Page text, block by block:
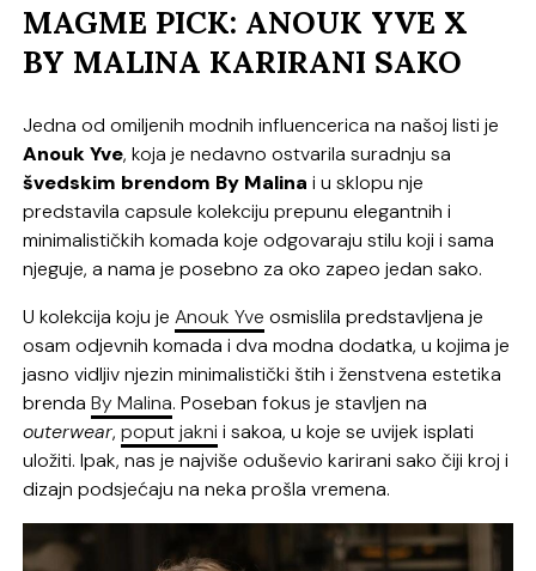
MAGME PICK: ANOUK YVE X
BY MALINA KARIRANI SAKO
Jedna od omiljenih modnih influencerica na našoj listi je
Anouk Yve, koja je nedavno ostvarila suradnju sa
švedskim brendom By Malina i u sklopu nje
predstavila capsule kolekciju prepunu elegantnih i
minimalističkih komada koje odgovaraju stilu koji i sama
njeguje, a nama je posebno za oko zapeo jedan sako.
U kolekcija koju jeAnouk Yve osmislila predstavljena je
osam odjevnih komada i dva modna dodatka, u kojima je
jasno vidljiv njezin minimalistički štih i ženstvena estetika
brendaBy Malina. Poseban fokus je stavljen na
outerwear,poput jakni i sakoa, u koje se uvijek isplati
uložiti. Ipak, nas je najviše oduševio karirani sako čiji kroj i
dizajn podsjećaju na neka prošla vremena.